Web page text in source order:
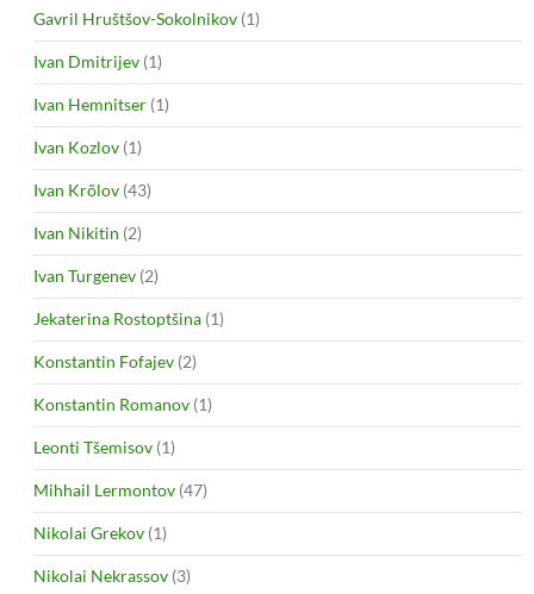
Gavril Hruštšov-Sokolnikov (1)
Ivan Dmitrijev (1)
Ivan Hemnitser (1)
Ivan Kozlov (1)
Ivan Krõlov (43)
Ivan Nikitin (2)
Ivan Turgenev (2)
Jekaterina Rostoptšina (1)
Konstantin Fofajev (2)
Konstantin Romanov (1)
Leonti Tšemisov (1)
Mihhail Lermontov (47)
Nikolai Grekov (1)
Nikolai Nekrassov (3)